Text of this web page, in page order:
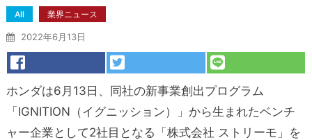
All 業界ニュース
2022年6月13日
ホンダは6月13日、同社の新事業創出プログラム
「IGNITION（イグニッション）」から生まれたベンチ
ャー企業として2社目となる「株式会社 ストリーモ」を